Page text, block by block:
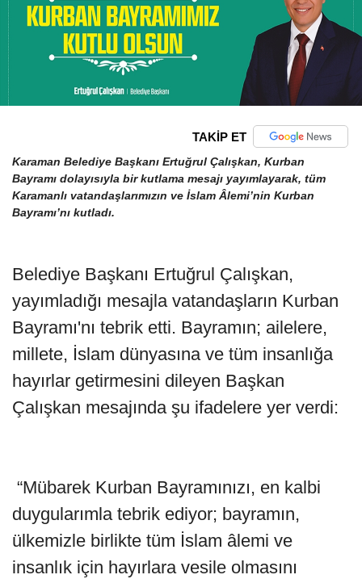
TAKİP ET
Karaman Belediye Başkanı Ertuğrul Çalışkan, Kurban
Bayramı dolayısıyla bir kutlama mesajı yayımlayarak, tüm
Karamanlı vatandaşlarımızın ve İslam Âlemi’nin Kurban
Bayramı’nı kutladı.
Belediye Başkanı Ertuğrul Çalışkan,
yayımladığı mesajla vatandaşların Kurban
Bayramı'nı tebrik etti. Bayramın; ailelere,
millete, İslam dünyasına ve tüm insanlığa
hayırlar getirmesini dileyen Başkan
Çalışkan mesajında şu ifadelere yer verdi:
“Mübarek Kurban Bayramınızı, en kalbi
duygularımla tebrik ediyor; bayramın,
ülkemizle birlikte tüm İslam âlemi ve
insanlık için hayırlara vesile olmasını